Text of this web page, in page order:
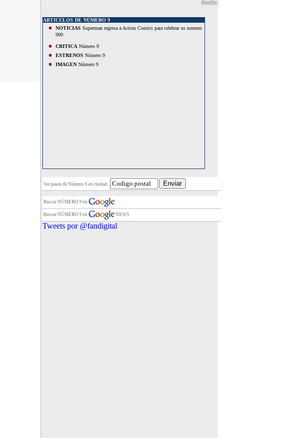
ARTICULOS DE NÚMERO 9
NOTICIAS Superman regresa a Action Comics para celebrar su numero
900
CRITICANúmero 9
ESTRENOS Número 9
IMAGENNúmero 9
Ver pases de Número 9 en ciudad...
Buscar NÚMERO 9 en
Buscar NÚMERO 9 en NEWS
Tweets por @fandigital